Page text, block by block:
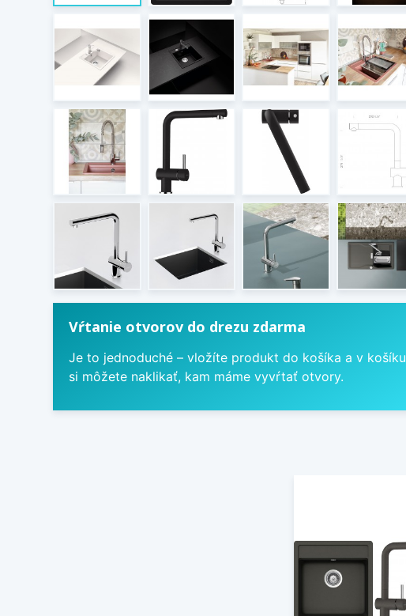
Vŕtanie otvorov do drezu zdarma
Je to jednoduché – vložíte produkt do košíka a v košíku
si môžete naklikať, kam máme vyvŕtať otvory.